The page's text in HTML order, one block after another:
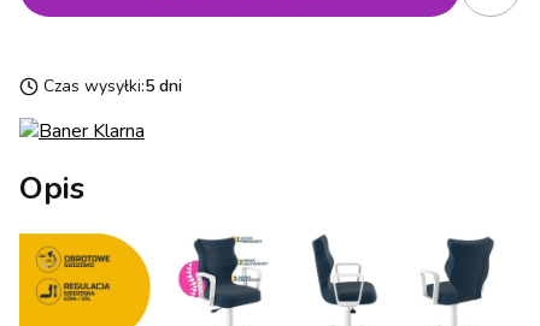
Czas wysyłki:5 dni
Opis